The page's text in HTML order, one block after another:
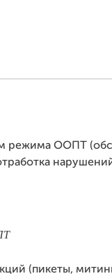
режима ООПТ
(пикеты,